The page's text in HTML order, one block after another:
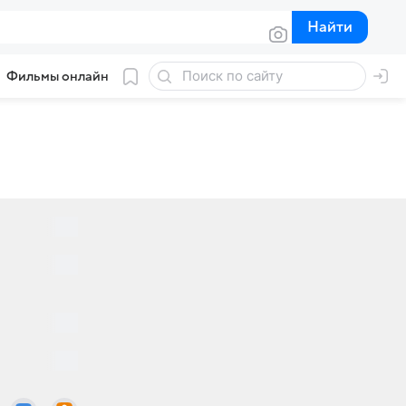
Найти
Найти
Фильмы онлайн